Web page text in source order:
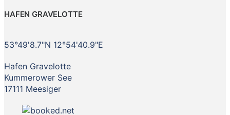
HAFEN GRAVELOTTE
53°49'8.7"N 12°54'40.9"E
Hafen Gravelotte
Kummerower See
17111 Meesiger